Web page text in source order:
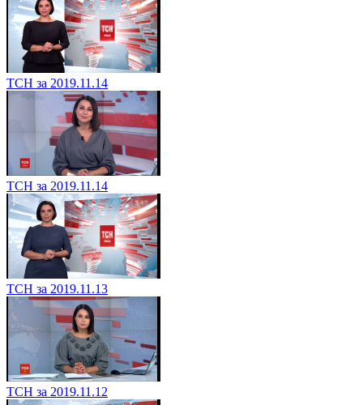
ТСН за 2019.11.14
ТСН за 2019.11.14
ТСН за 2019.11.13
ТСН за 2019.11.12